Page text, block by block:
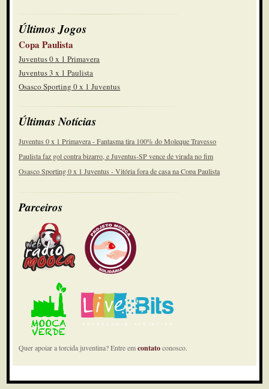
Últimos Jogos
Copa Paulista
Juventus 0 x 1 Primavera
Juventus 3 x 1 Paulista
Osasco Sporting 0 x 1 Juventus
Últimas Notícias
Juventus 0 x 1 Primavera - Fantasma tira 100% do Moleque Travesso
Paulista faz gol contra bizarro, e Juventus-SP vence de virada no fim
Osasco Sporting 0 x 1 Juventus - Vitória fora de casa na Copa Paulista
Parceiros
Quer apoiar a torcida juventina? Entre emcontatoconosco.